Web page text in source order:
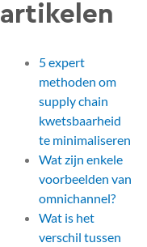
artikelen
5 expert
methoden om
supply chain
kwetsbaarheid
te minimaliseren
Wat zijn enkele
voorbeelden van
omnichannel?
Wat is het
verschil tussen